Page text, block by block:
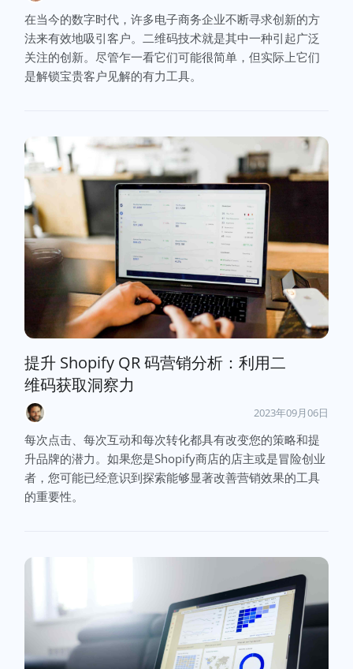
在当今的数字时代，许多电子商务企业不断寻求创新的方
法来有效地吸引客户。二维码技术就是其中一种引起广泛
关注的创新。尽管乍一看它们可能很简单，但实际上它们
是解锁宝贵客户见解的有力工具。
提升 Shopify QR 码营销分析：利用二
维码获取洞察力
2023年09月06日
每次点击、每次互动和每次转化都具有改变您的策略和提
升品牌的潜力。如果您是Shopify商店的店主或是冒险创业
者，您可能已经意识到探索能够显著改善营销效果的工具
的重要性。